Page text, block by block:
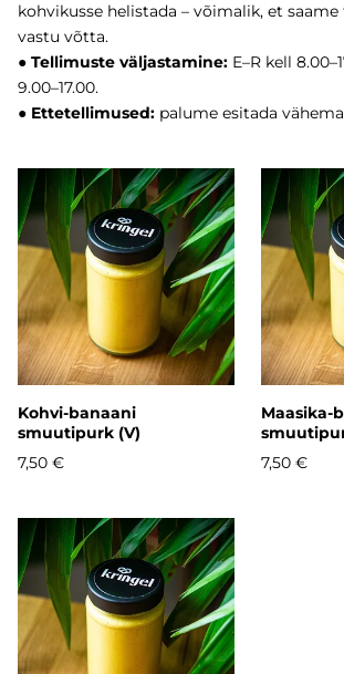
kohvikusse helistada – võimalik, et
vastu võtta.
● Tellimuste väljastamine: E–R kell
9.00–17.00.
● Ettetellimused: palume esitada
Kohvi-banaani
smuutipurk (V)
7,50 €
Maasika-
7,50 €